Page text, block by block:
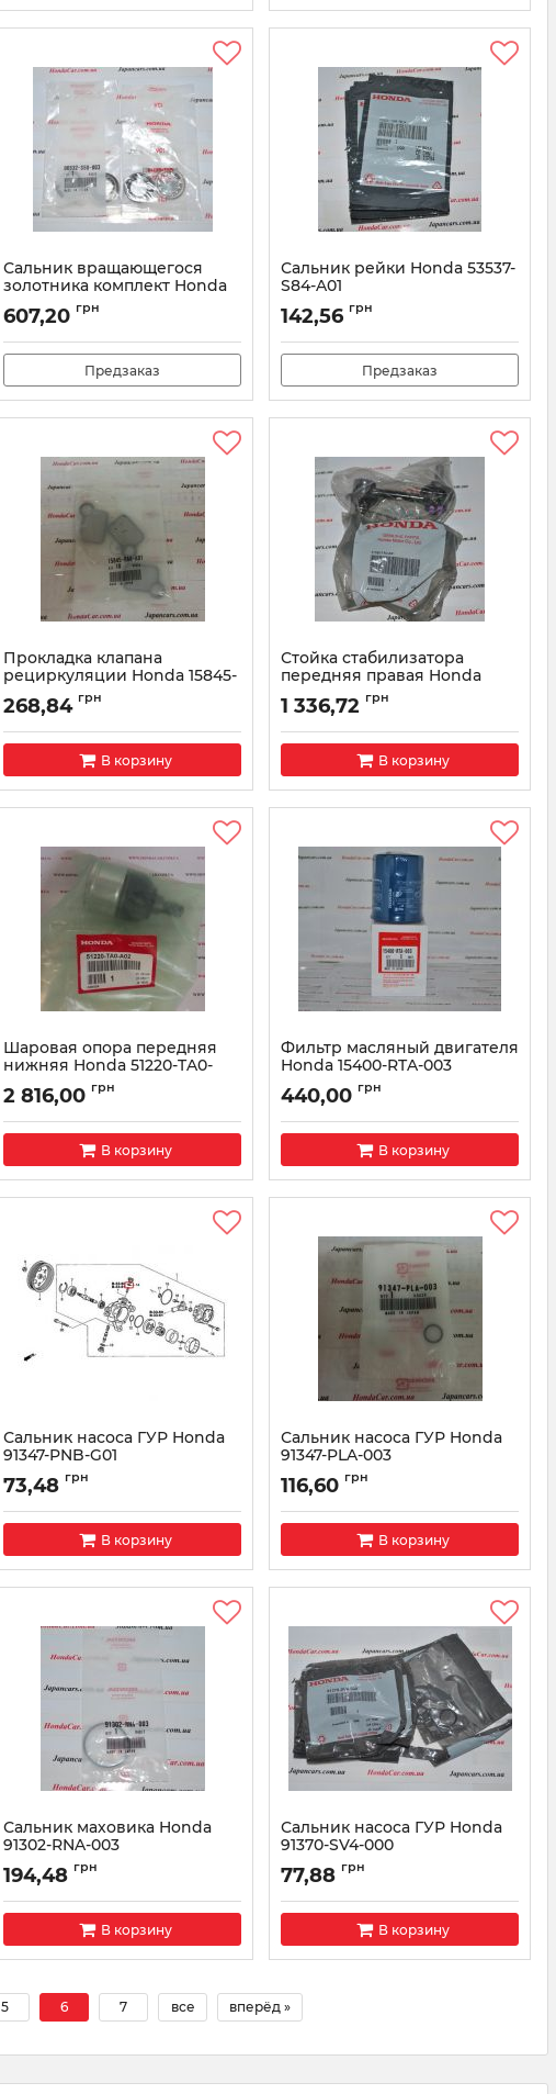
Сальник вращающегося
золотника комплект Honda
06532-S50-003
Артикул: 06532S50003
607,20 грн
Предзаказ
Сальник рейки Honda 53537-
S84-A01
Артикул: 53537S84A01
142,56 грн
Предзаказ
Прокладка клапана
рециркуляции Honda 15845-
Артикул: 15845RAAA01
268,84 грн
В корзину
Стойка стабилизатора
передняя правая Honda
51320-TA0-A01
Артикул: 51320TA0A01
1 336,72 грн
В корзину
Шаровая опора передняя
нижняя Honda 51220-TA0-
Артикул: 51220TA0A02
2 816,00 грн
В корзину
Фильтр масляный двигателя
Honda 15400-RTA-003
Артикул: 15400RTA003
440,00 грн
В корзину
Сальник насоса ГУР Honda
91347-PNB-G01
Артикул: 91347PNBG01
73,48 грн
В корзину
Сальник насоса ГУР Honda
91347-PLA-003
Артикул: 91347PLA003
116,60 грн
В корзину
Сальник маховика Honda
91302-RNA-003
Артикул: 91302RNA003
194,48 грн
В корзину
Сальник насоса ГУР Honda
91370-SV4-000
Артикул: 91370SV4000
77,88 грн
В корзину
5 6 7 все вперёд »